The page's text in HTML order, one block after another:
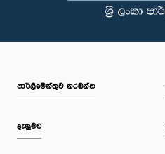
පාර්ලි‌මේන්තුව නරඹන්න
දැනුමට